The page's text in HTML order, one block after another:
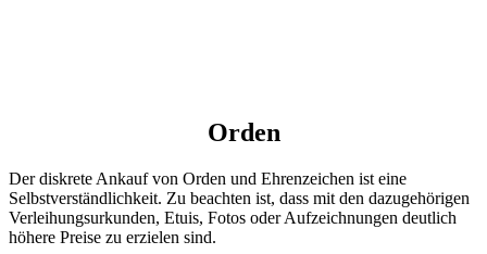
Orden
Der diskrete Ankauf von Orden und Ehrenzeichen ist eine
Selbstverständlichkeit. Zu beachten ist, dass mit den dazugehörigen
Verleihungsurkunden, Etuis, Fotos oder Aufzeichnungen deutlich
höhere Preise zu erzielen sind.